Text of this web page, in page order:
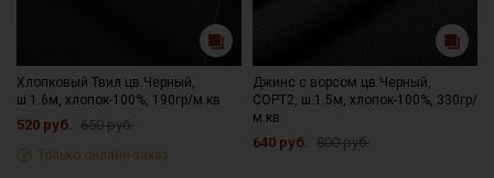
Хлопковый Твил цв.Черный,
ш.1.6м, хлопок-100%, 190гр/м.кв
520 руб. 650 руб.
Только онлайн-заказ
Джинс с ворсом цв.Черный,
СОРТ2, ш.1.5м, хлопок-100%, 330гр/
м.кв
640 руб. 800 руб.